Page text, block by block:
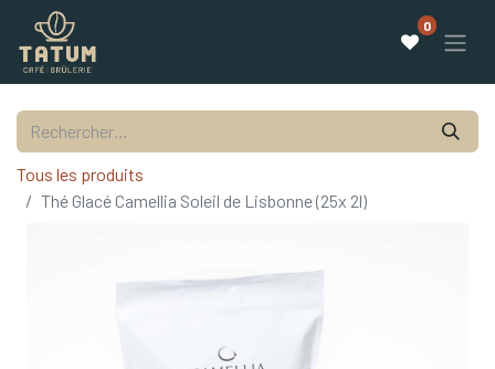
0
Tous les produits
Thé Glacé Camellia Soleil de Lisbonne (25x 2l)